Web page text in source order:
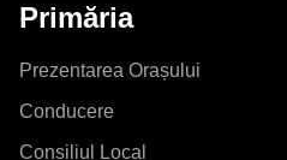
Primăria
Prezentarea Orașului
Conducere
Consiliul Local